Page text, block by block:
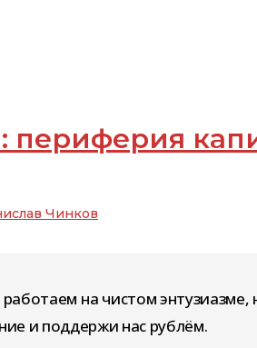
периферия
Чинков
на чистом энтузиазме,
и поддержи нас рублём.